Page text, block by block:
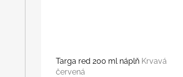
Targa red 200 ml náplň Krvavá
červená